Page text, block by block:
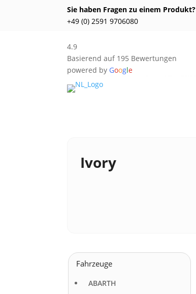
Sie haben Fragen zu einem Produkt?
+49 (0) 2591 9706080
4.9
Basierend auf 195 Bewertungen
powered by Google
Ivory
Fahrzeuge
ABARTH